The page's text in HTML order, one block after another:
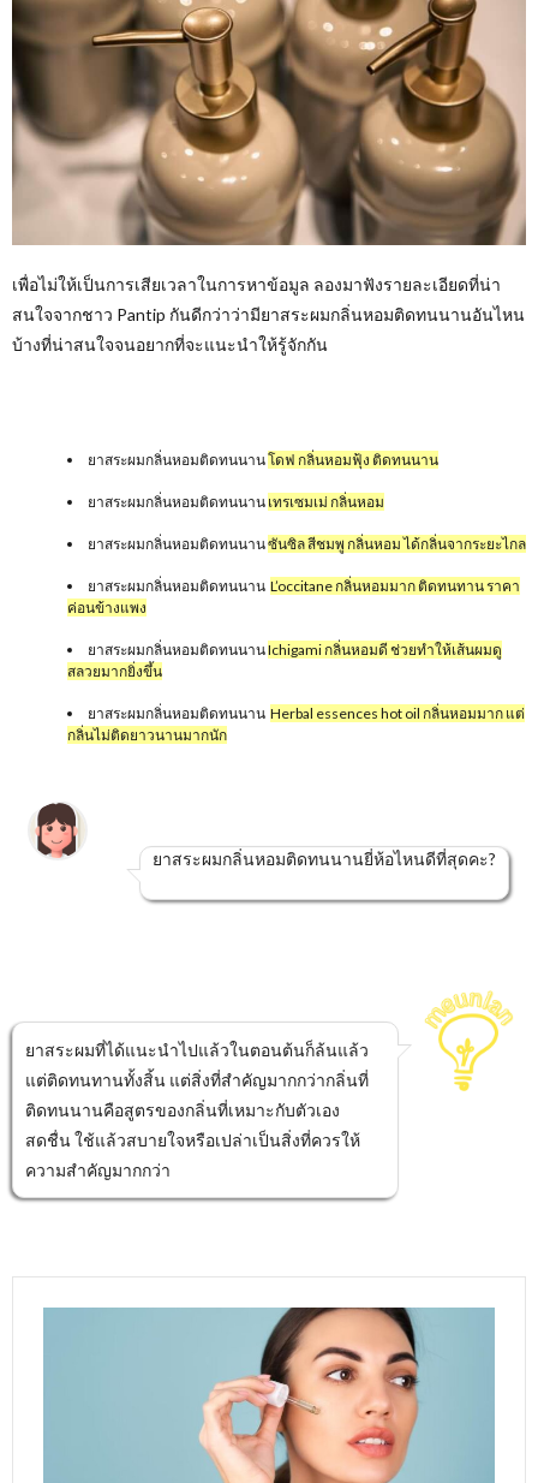
เพื่อไม่ให้เป็นการเสียเวลาในการหาข้อมูล ลองมาฟังรายละเอียดที่น่า
สนใจจากชาว Pantip กันดีกว่าว่ามียาสระผมกลิ่นหอมติดทนนานอันไหน
บ้างที่น่าสนใจจนอยากที่จะแนะนำให้รู้จักกัน
ยาสระผมกลิ่นหอมติดทนนานโดฟ กลิ่นหอมฟุ้ง ติดทนนาน
ยาสระผมกลิ่นหอมติดทนนาน เทรเซมเม่ กลิ่นหอม
ยาสระผมกลิ่นหอมติดทนนานซันซิล สีชมพู กลิ่นหอม ได้กลิ่นจากระยะไกล
ยาสระผมกลิ่นหอมติดทนนาน L’occitane กลิ่นหอมมาก ติดทนทาน ราคา
ค่อนข้างแพง
ยาสระผมกลิ่นหอมติดทนนานIchigami กลิ่นหอมดี ช่วยทำให้เส้นผมดู
สลวยมากยิ่งขึ้น
ยาสระผมกลิ่นหอมติดทนนาน Herbal essences hot oil กลิ่นหอมมาก แต่
กลิ่นไม่ติดยาวนานมากนัก
ยาสระผมกลิ่นหอมติดทนนานยี่ห้อไหนดีที่สุดคะ?
ยาสระผมที่ได้แนะนำไปแล้วในตอนต้นก็ล้นแล้ว
แต่ติดทนทานทั้งสิ้น แต่สิ่งที่สำคัญมากกว่ากลิ่นที่
ติดทนนานคือสูตรของกลิ่นที่เหมาะกับตัวเอง
สดชื่น ใช้แล้วสบายใจหรือเปล่าเป็นสิ่งที่ควรให้
ความสำคัญมากกว่า